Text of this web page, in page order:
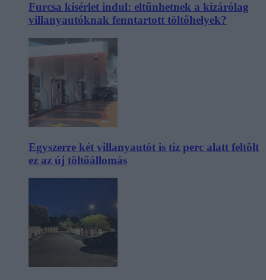
Furcsa kísérlet indul: eltűnhetnek a kizárólag
villanyautóknak fenntartott töltőhelyek?
Egyszerre két villanyautót is tíz perc alatt feltölt
ez az új töltőállomás